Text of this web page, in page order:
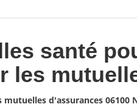
santé
les
mutuelles d'assurances 06100